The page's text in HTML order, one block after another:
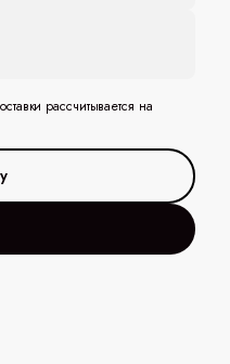
рассчитывается на